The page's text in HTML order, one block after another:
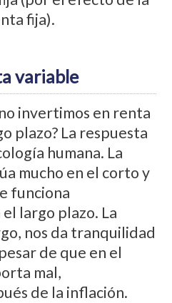
fija).
variable
invertimos en renta
plazo? La respuesta
humana. La
mucho en el corto y
funciona
largo plazo. La
nos da tranquilidad
de que en el
mal,
de la inflación.